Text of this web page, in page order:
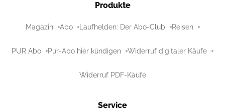
Produkte
Magazin Abo Laufhelden: Der Abo-Club Reisen
PUR Abo Pur-Abo hier kündigen Widerruf digitaler Käufe
Widerruf PDF-Käufe
Service